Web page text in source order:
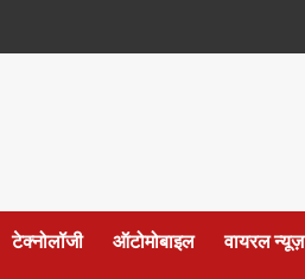
टेक्नोलॉजी ऑटोमोबाइल वायरल न्यूज़